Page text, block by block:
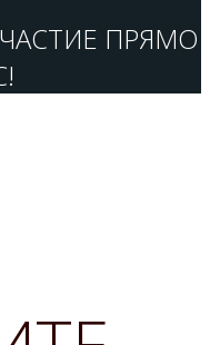
ПРЯМО